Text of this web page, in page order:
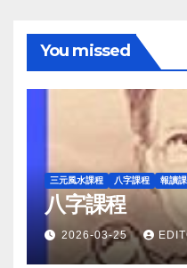
You missed
三元風水課程 八字課程 報讀
八字課程
2026-03-25